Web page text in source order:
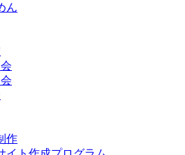
ん
作